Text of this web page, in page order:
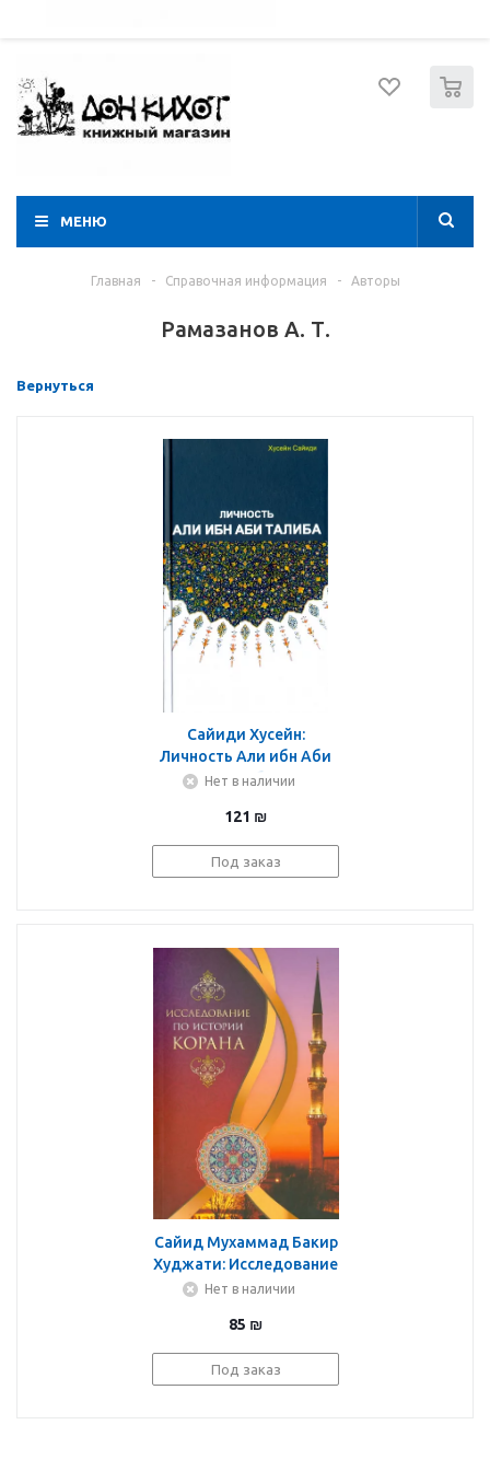
МЕНЮ
Главная - Справочная информация - Авторы
Рамазанов А. Т.
Вернуться
Сайиди Хусейн:
Личность Али ибн Аби
Талиба
Нет в наличии
121 ₪
Под заказ
Сайид Мухаммад Бакир
Худжати: Исследование
по истории Корана
Нет в наличии
85 ₪
Под заказ